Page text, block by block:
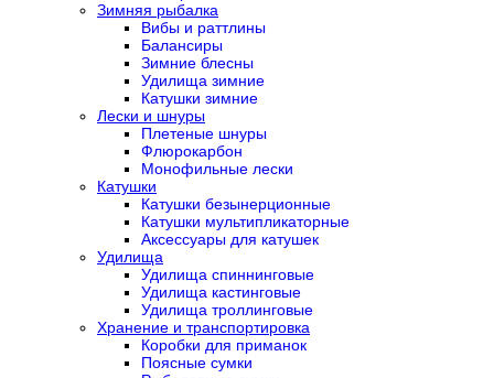
Зимняя рыбалка
Вибы и раттлины
Балансиры
Зимние блесны
Удилища зимние
Катушки зимние
Лески и шнуры
Плетеные шнуры
Флюрокарбон
Монофильные лески
Катушки
Катушки безынерционные
Катушки мультипликаторные
Аксессуары для катушек
Удилища
Удилища спиннинговые
Удилища кастинговые
Удилища троллинговые
Хранение и транспортировка
Коробки для приманок
Поясные сумки